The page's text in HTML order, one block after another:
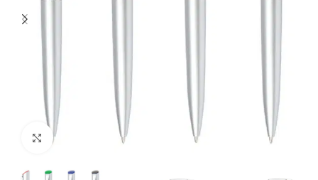
Clic para ampliar